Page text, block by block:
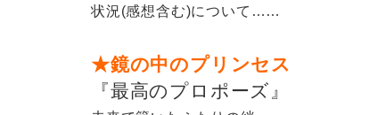
状況(感想含む)について……
★鏡の中のプリンセス
『最高のプロポーズ』